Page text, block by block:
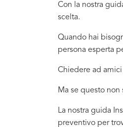
Con la nostra
scelta.
Quando hai
persona esperta
Chiedere ad
Ma se questo
La nostra guida
preventivo per